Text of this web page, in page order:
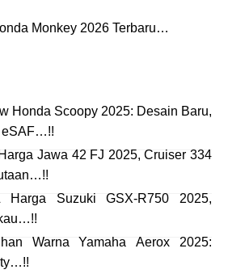
Monkey 2026 Terbaru…
Honda Scoopy 2025: Desain Baru,
eSAF…!!
Jawa 42 FJ 2025, Cruiser 334
Harga Suzuki GSX-R750 2025,
Warna Yamaha Aerox 2025: